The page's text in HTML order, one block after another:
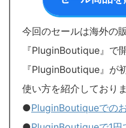
今回のセールは海外の
『PluginBoutique』で
『PluginBoutique』が
使い方を紹介しており
●PluginBoutiqueでの